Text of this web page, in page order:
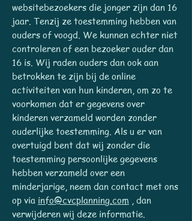
websitebezoekers die jonger zijn dan 16
jaar. Tenzij ze toestemming hebben van
ouders of voogd. We kunnen echter niet
controleren of een bezoeker ouder dan
16 is. Wij raden ouders dan ook aan
betrokken te zijn bij de online
activiteiten van hun kinderen, om zo te
voorkomen dat er gegevens over
kinderen verzameld worden zonder
ouderlijke toestemming. Als u er van
overtuigd bent dat wij zonder die
toestemming persoonlijke gegevens
hebben verzameld over een
minderjarige, neem dan contact met ons
op via info@cvcplanning.com , dan
verwijderen wij deze informatie.